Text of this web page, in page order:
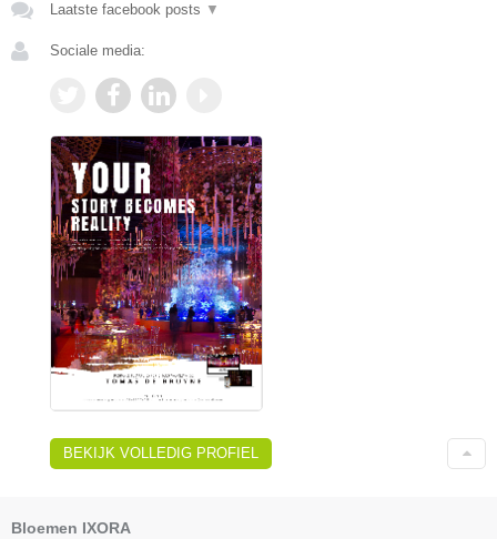
Laatste facebook posts ▼
Sociale media:
BEKIJK VOLLEDIG PROFIEL
Bloemen IXORA